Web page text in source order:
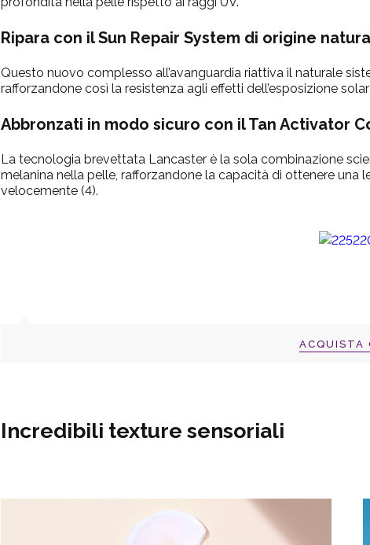
Ripara con il Sun Repair System di origine
Questo nuovo complesso all’avanguardia riattiva il naturale
rafforzandone così la resistenza agli effetti dell’esposizione
Abbronzati in modo sicuro con il Tan Activator
La tecnologia brevettata Lancaster è la sola combinazione
melanina nella pelle, rafforzandone la capacità di ottenere
velocemente (4).
ACQUISTA
Incredibili texture sensoriali